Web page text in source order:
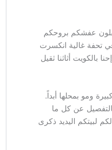
عفشكم بروحكم
تحفة غالية انكسرت
أثاثنا ثقيل
ومو بمحلها أبداً.
عن كل ما
لبيتكم اليديد ذكرى